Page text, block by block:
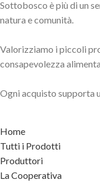
Sottobosco è più di un
natura e comunità.
Valorizziamo i piccoli
consapevolezza
Ogni acquisto supporta
Home
Tutti i Prodotti
Produttori
La Cooperativa